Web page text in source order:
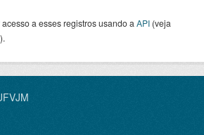
a esses registros usando a API (veja
).